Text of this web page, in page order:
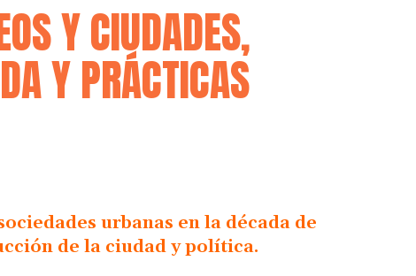
Y CIUDADES,
Y PRÁCTICAS
urbanas en la década de
de la ciudad y política.